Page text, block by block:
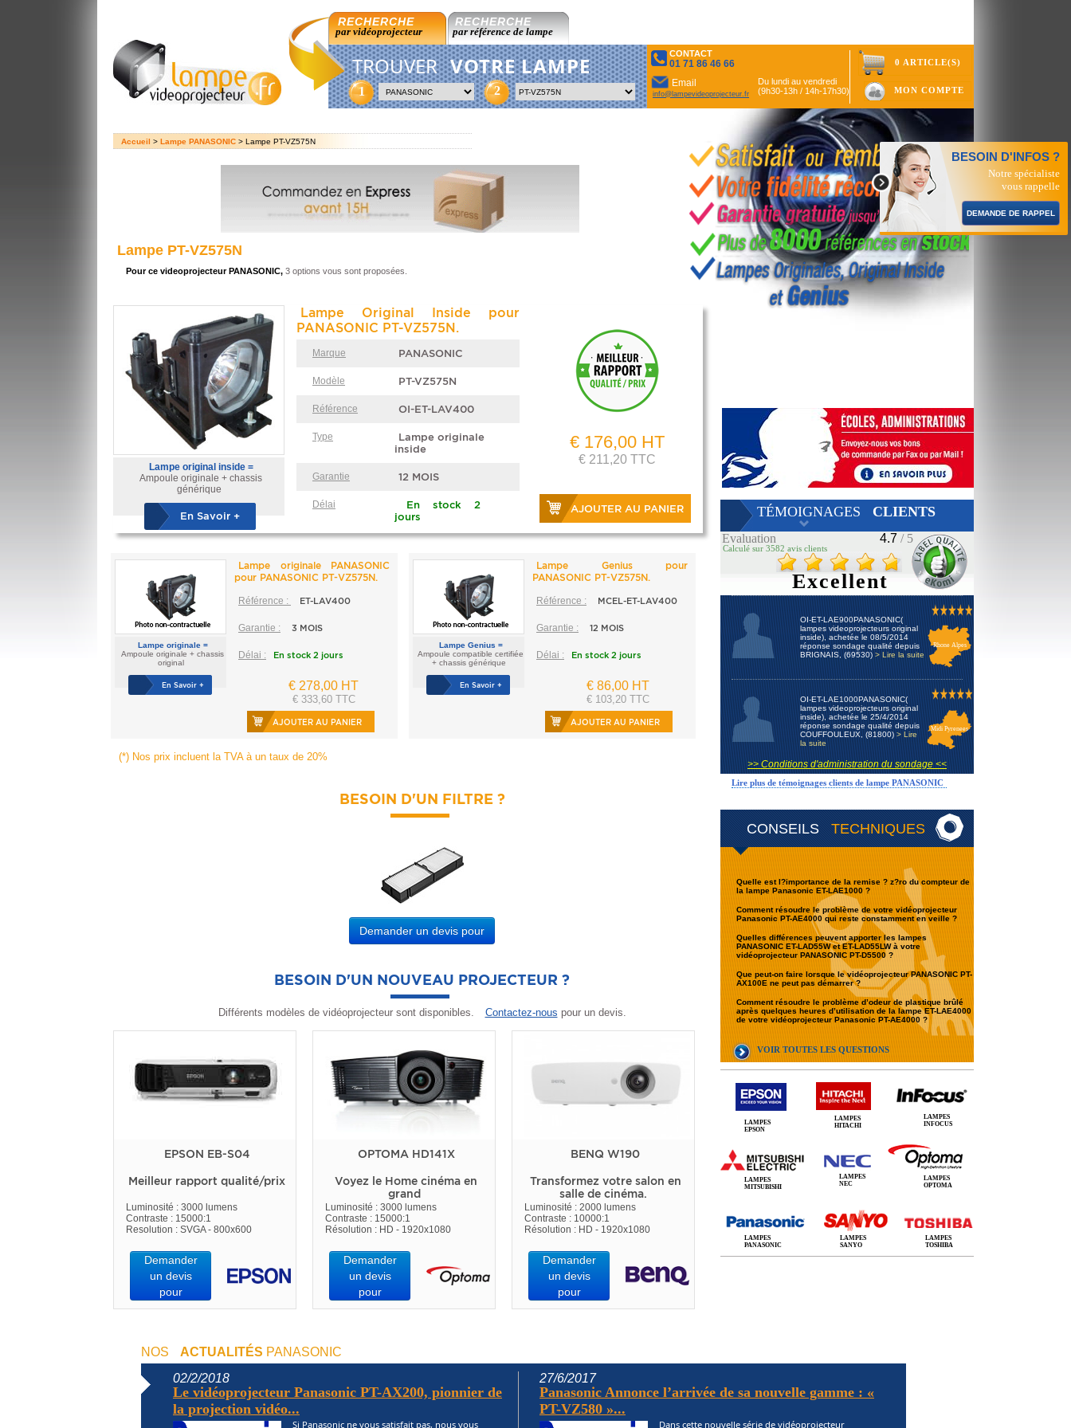
RECHERCHE
par vidéoprojecteur
RECHERCHE
par référence de lampe
TROUVER VOTRE LAMPE
1 2
CONTACT
01 71 86 46 66
Email
info@lampevideoprojecteur.fr
Du lundi au vendredi
(9h30-13h / 14h-17h30)
0 ARTICLE(S)
MON COMPTE
Accueil > Lampe PANASONIC > Lampe PT-VZ575N
CONSEILS TECHNIQUES
BESOIN D'INFOS ?
Notre spécialiste
vous rappelle
DEMANDE DE RAPPEL
Quelle est l?importance de la remise ? z?ro du compteur de
la lampe Panasonic ET-LAE1000 ?
Comment résoudre le problème de votre vidéoprojecteur
Panasonic PT-AE4000 qui reste constamment en veille ?
Quelles différences peuvent apporter les lampes
PANASONIC ET-LAD55W et ET-LAD55LW à votre
vidéoprojecteur PANASONIC PT-D5500 ?
Que peut-on faire lorsque le vidéoprojecteur PANASONIC PT-
AX100E ne peut pas démarrer ?
Comment résoudre le problème d’odeur de plastique brûlé
après quelques heures d’utilisation de la lampe ET-LAE4000
de votre vidéoprojecteur Panasonic PT-AE4000 ?
VOIR TOUTES LES QUESTIONS
TÉMOIGNAGES CLIENTS
Evaluation 4.7 / 5
Calculé sur 3582 avis clients
Excellent
OI-ET-LAE900PANASONIC(
lampes videoprojecteurs original
inside), achetée le 08/5/2014
réponse sondage qualité depuis
BRIGNAIS, (69530) > Lire la suite
Rhone Alpes
OI-ET-LAE1000PANASONIC(
lampes videoprojecteurs original
inside), achetée le 25/4/2014
réponse sondage qualité depuis
COUFFOULEUX, (81800) > Lire
la suite
Midi Pyrenees
>> Conditions d'administration du sondage <<
Lire plus de témoignages clients de lampe PANASONIC
LAMPES
EPSON
LAMPES
HITACHI
LAMPES
INFOCUS
LAMPES
MITSUBISHI
LAMPES
NEC
LAMPES
OPTOMA
LAMPES
PANASONIC
LAMPES
SANYO
LAMPES
TOSHIBA
Lampe PT-VZ575N
Pour ce videoprojecteur PANASONIC, 3 options vous sont proposées.
Lampe original inside =
Ampoule originale + chassis
générique
En Savoir +
Lampe Original Inside pour
PANASONIC PT-VZ575N.
Marque PANASONIC
Modèle PT-VZ575N
Référence OI-ET-LAV400
Type
Lampe originale
inside
Garantie 12 MOIS
Délai
En stock 2
jours
€ 176,00 HT
€ 211,20 TTC
AJOUTER AU PANIER
Lampe originale =
Ampoule originale + chassis
original
En Savoir +
Lampe originale PANASONIC
pour PANASONIC PT-VZ575N.
Référence : ET-LAV400
Garantie : 3 MOIS
Délai : En stock 2 jours
€ 278,00 HT
€ 333,60 TTC
AJOUTER AU PANIER
Lampe Genius =
Ampoule compatible certifiée
+ chassis générique
En Savoir +
Lampe Genius pour
PANASONIC PT-VZ575N.
Référence : MCEL-ET-LAV400
Garantie : 12 MOIS
Délai : En stock 2 jours
€ 86,00 HT
€ 103,20 TTC
AJOUTER AU PANIER
(*) Nos prix incluent la TVA à un taux de 20%
BESOIN D'UN FILTRE ?
Demander un devis pour
BESOIN D'UN NOUVEAU PROJECTEUR ?
Différents modèles de vidéoprojecteur sont disponibles. Contactez-nous pour un devis.
EPSON EB-S04
Meilleur rapport qualité/prix
Luminosité : 3000 lumens
Contraste : 15000:1
Resolution : SVGA - 800x600
Demander
un devis
pour
OPTOMA HD141X
Voyez le Home cinéma en
grand
Luminosité : 3000 lumens
Contraste : 15000:1
Résolution : HD - 1920x1080
Demander
un devis
pour
BENQ W190
Transformez votre salon en
salle de cinéma.
Luminosité : 2000 lumens
Contraste : 10000:1
Résolution : HD - 1920x1080
Demander
un devis
pour
NOS ACTUALITÉS PANASONIC
02/2/2018
Le vidéoprojecteur Panasonic PT-AX200, pionnier de
la projection vidéo...
Si Panasonic ne vous satisfait pas, nous vous
27/6/2017
Panasonic Annonce l’arrivée de sa nouvelle gamme : «
PT-VZ580 »...
Dans cette nouvelle série de vidéoprojecteur